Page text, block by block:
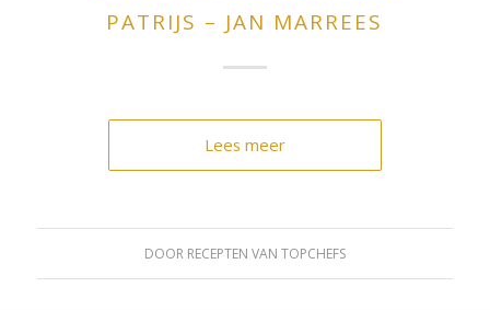
PATRIJS – JAN MARREES
Lees meer
DOOR RECEPTEN VAN TOPCHEFS